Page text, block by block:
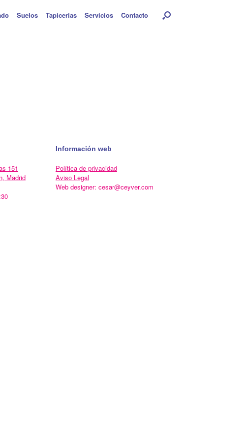
Suelos Tapicerías Servicios Contacto
151
Madrid
Información web
Política de privacidad
Aviso Legal
Web designer: cesar@ceyver.com